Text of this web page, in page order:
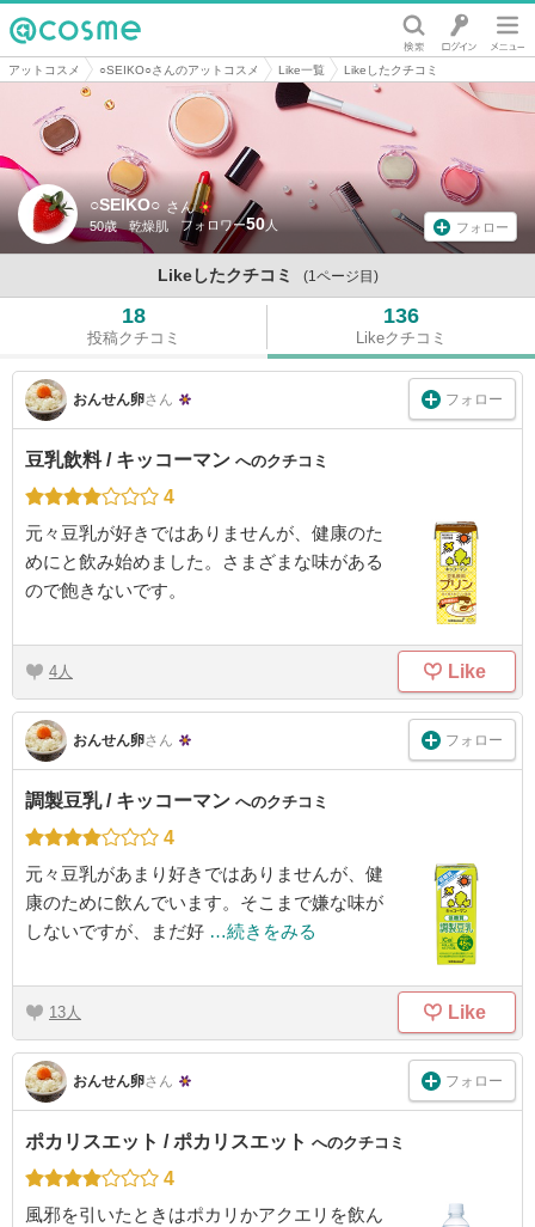
@cosme
アットコスメ ○SEIKO○さんのアットコスメ Like一覧 Likeしたクチコミ
○SEIKO○ さん
50歳 乾燥肌 50 フォロー
Likeしたクチコミ (1ページ目)
18
投稿クチコミ
136
Likeクチコミ
おんせん卵さん フォロー
豆乳飲料 / キッコーマン へのクチコミ
4
元々豆乳が好きではありませんが、健康のた
めにと飲み始めました。さまざまな味がある
ので飽きないです。
4 Like
おんせん卵さん フォロー
調製豆乳 / キッコーマン へのクチコミ
4
元々豆乳があまり好きではありませんが、健
康のために飲んでいます。そこまで嫌な味が
しないですが、まだ好 …続きをみる
13 Like
おんせん卵さん フォロー
ポカリスエット / ポカリスエット へのクチコミ
4
風邪を引いたときはポカリかアクエリを飲ん